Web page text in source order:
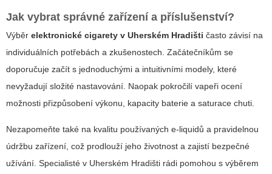
Jak vybrat správné zařízení a příslušenství?
Výběr elektronické cigarety v Uherském Hradišti často závisí na
individuálních potřebách a zkušenostech. Začátečníkům se
doporučuje začít s jednoduchými a intuitivními modely, které
nevyžadují složité nastavování. Naopak pokročilí vapeři ocení
možnosti přizpůsobení výkonu, kapacity baterie a saturace chuti.
Nezapomeňte také na kvalitu používaných e-liquidů a pravidelnou
údržbu zařízení, což prodlouží jeho životnost a zajistí bezpečné
užívání. Specialisté v Uherském Hradišti rádi pomohou s výběrem